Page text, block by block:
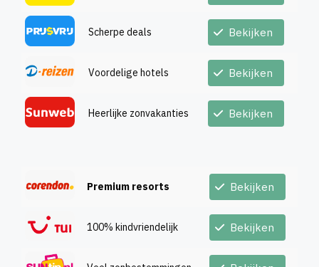
Scherpe deals Bekijken
Voordelige hotels Bekijken
Heerlijke zonvakanties Bekijken
Premium resorts Bekijken
100% kindvriendelijk Bekijken